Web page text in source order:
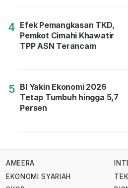
4 Efek Pemangkasan TKD,
Pemkot Cimahi Khawatir
TPP ASN Terancam
5 BI Yakin Ekonomi 2026
Tetap Tumbuh hingga 5,7
Persen
AMEERA
EKONOMI SYARIAH